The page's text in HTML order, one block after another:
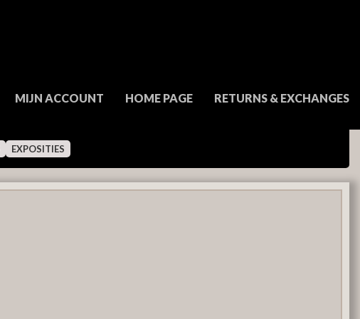
MIJN ACCOUNT HOME PAGE RETURNS & EXCHANGES
EXPOSITIES